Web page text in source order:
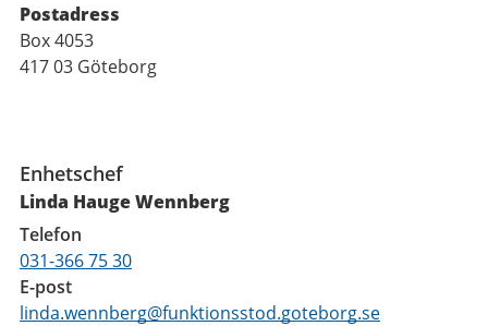
Postadress
Box 4053
417 03 Göteborg
Enhetschef
Linda Hauge Wennberg
Telefon
031-366 75 30
E-post
linda.wennberg@funktionsstod.goteborg.se